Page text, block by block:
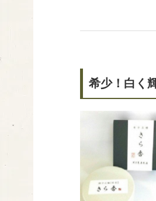
希少！白く